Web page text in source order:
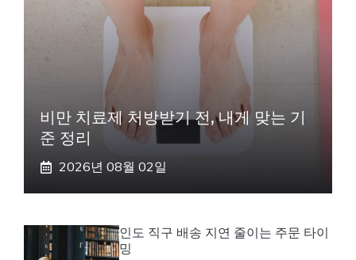
비만 치료제 처방받기 전, 내게 맞는 기
준 정리
2026년 08월 02일
인도 직구 배송 지연 줄이는 주문 타이
밍